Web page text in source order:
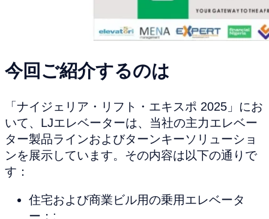
今回ご紹介するのは
「ナイジェリア・リフト・エキスポ 2025」にお
いて、LJエレベーターは、当社の主力エレベー
ター製品ラインおよびターンキーソリューショ
ンを展示しています。その内容は以下の通りで
す：
住宅および商業ビル用の乗用エレベータ
ー；;